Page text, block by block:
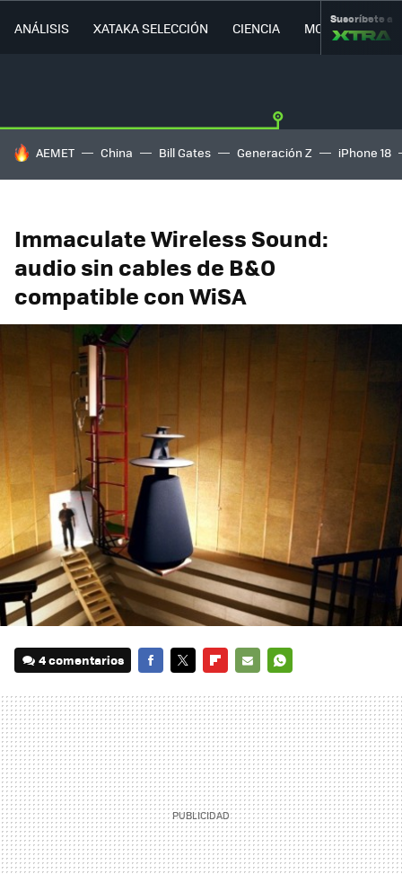
ANÁLISIS XATAKA SELECCIÓN CIENCIA MOVILIDAD
Suscríbete a
HOY SE HABLA DE
AEMET China Bill Gates Generación Z iPhone 18
Immaculate Wireless Sound:
audio sin cables de B&O
compatible con WiSA
4 comentarios
MAIL